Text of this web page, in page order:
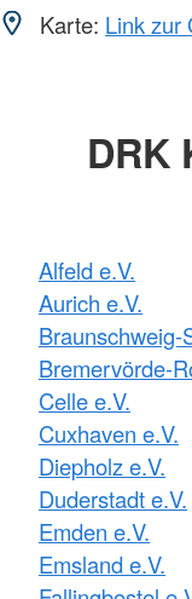
Karte: Link zur
DRK
Alfeld e.V.
Aurich e.V.
Braunschweig-
Bremervörde-
Celle e.V.
Cuxhaven e.V.
Diepholz e.V.
Duderstadt e.V.
Emden e.V.
Emsland e.V.